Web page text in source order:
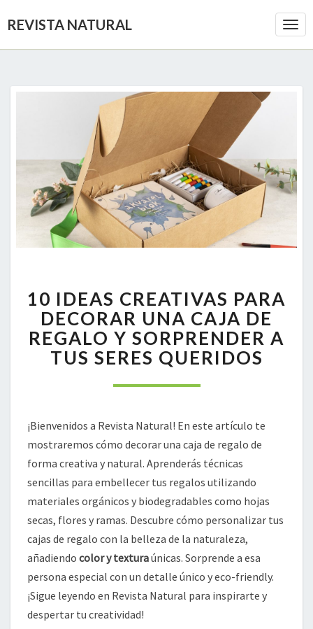
REVISTA NATURAL
IDEAS
CREATIVAS
PARA
DECORAR
UNA
DE
Y
A
TUS
SERES
QUERIDOS
10 IDEAS CREATIVAS PARA
DECORAR UNA CAJA DE
REGALO Y SORPRENDER A
TUS SERES QUERIDOS
¡Bienvenidos a Revista Natural! En este artículo te
mostraremos cómo decorar una caja de regalo de
forma creativa y natural. Aprenderás técnicas
sencillas para embellecer tus regalos utilizando
materiales orgánicos y biodegradables como hojas
secas, flores y ramas. Descubre cómo personalizar tus
cajas de regalo con la belleza de la naturaleza,
añadiendo color y texturaúnicas. Sorprende a esa
persona especial con un detalle único y eco-friendly.
¡Sigue leyendo en Revista Natural para inspirarte y
despertar tu creatividad!